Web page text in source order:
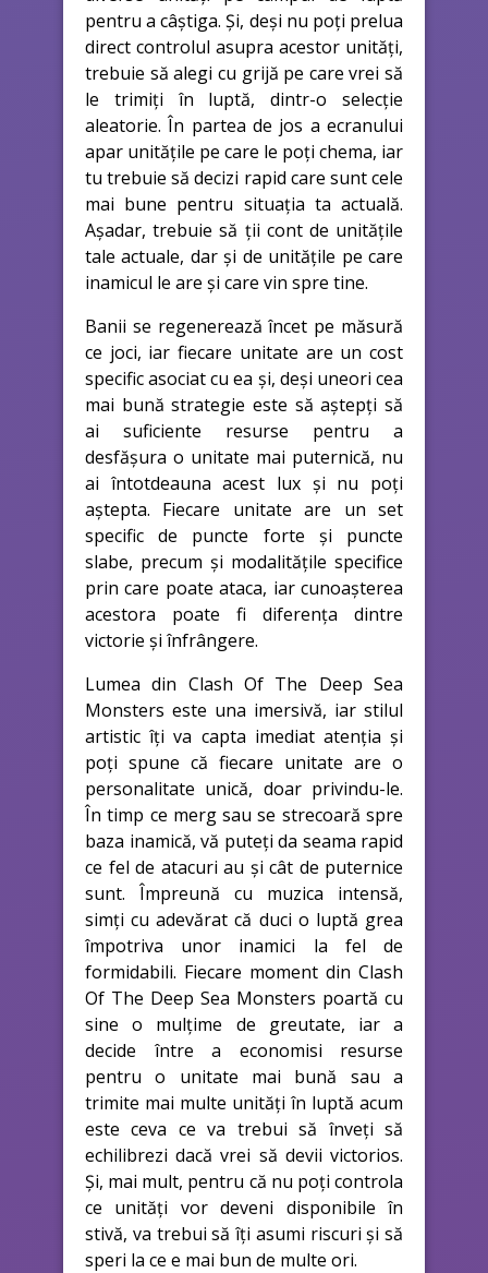
pentru a câștiga. Și, deși nu poți prelua
direct controlul asupra acestor unități,
trebuie să alegi cu grijă pe care vrei să
le trimiți în luptă, dintr-o selecție
aleatorie. În partea de jos a ecranului
apar unitățile pe care le poți chema, iar
tu trebuie să decizi rapid care sunt cele
mai bune pentru situația ta actuală.
Așadar, trebuie să ții cont de unitățile
tale actuale, dar și de unitățile pe care
inamicul le are și care vin spre tine.
Banii se regenerează încet pe măsură
ce joci, iar fiecare unitate are un cost
specific asociat cu ea și, deși uneori cea
mai bună strategie este să aștepți să
ai suficiente resurse pentru a
desfășura o unitate mai puternică, nu
ai întotdeauna acest lux și nu poți
aștepta. Fiecare unitate are un set
specific de puncte forte și puncte
slabe, precum și modalitățile specifice
prin care poate ataca, iar cunoașterea
acestora poate fi diferența dintre
victorie și înfrângere.
Lumea din Clash Of The Deep Sea
Monsters este una imersivă, iar stilul
artistic îți va capta imediat atenția și
poți spune că fiecare unitate are o
personalitate unică, doar privindu-le.
În timp ce merg sau se strecoară spre
baza inamică, vă puteți da seama rapid
ce fel de atacuri au și cât de puternice
sunt. Împreună cu muzica intensă,
simți cu adevărat că duci o luptă grea
împotriva unor inamici la fel de
formidabili. Fiecare moment din Clash
Of The Deep Sea Monsters poartă cu
sine o mulțime de greutate, iar a
decide între a economisi resurse
pentru o unitate mai bună sau a
trimite mai multe unități în luptă acum
este ceva ce va trebui să înveți să
echilibrezi dacă vrei să devii victorios.
Și, mai mult, pentru că nu poți controla
ce unități vor deveni disponibile în
stivă, va trebui să îți asumi riscuri și să
speri la ce e mai bun de multe ori.